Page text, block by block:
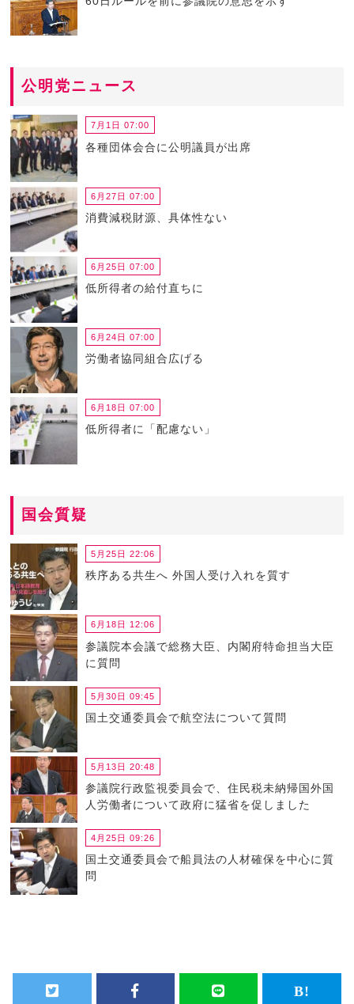
公明党ニュース
7月1日 07:00
各種団体会合に公明議員が出席
6月27日 07:00
消費減税財源、具体性ない
6月25日 07:00
低所得者の給付直ちに
6月24日 07:00
労働者協同組合広げる
6月18日 07:00
低所得者に「配慮ない」
国会質疑
5月25日 22:06
秩序ある共生へ 外国人受け入れを質す
6月18日 12:06
参議院本会議で総務大臣、内閣府特命担当大臣
に質問
5月30日 09:45
国土交通委員会で航空法について質問
5月13日 20:48
参議院行政監視委員会で、住民税未納帰国外国
人労働者について政府に猛省を促しました
4月25日 09:26
国土交通委員会で船員法の人材確保を中心に質
問